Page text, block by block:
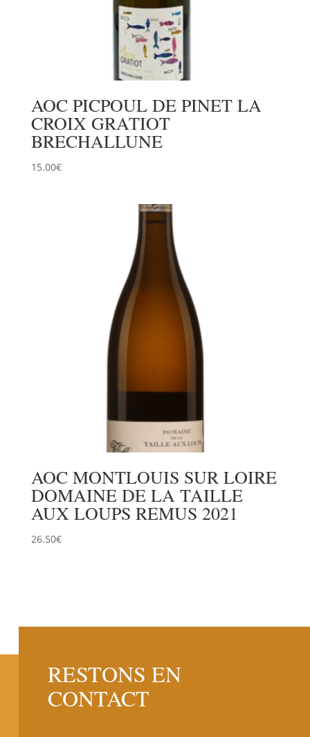
AOC PICPOUL DE PINET LA
CROIX GRATIOT
BRECHALLUNE
15.00€
AOC MONTLOUIS SUR LOIRE
DOMAINE DE LA TAILLE
AUX LOUPS REMUS 2021
26.50€
RESTONS EN
CONTACT